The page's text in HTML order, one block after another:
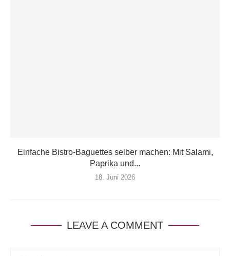
Einfache Bistro-Baguettes selber machen: Mit Salami,
Paprika und...
18. Juni 2026
LEAVE A COMMENT